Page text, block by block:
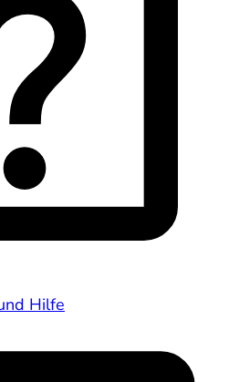
Hilfe